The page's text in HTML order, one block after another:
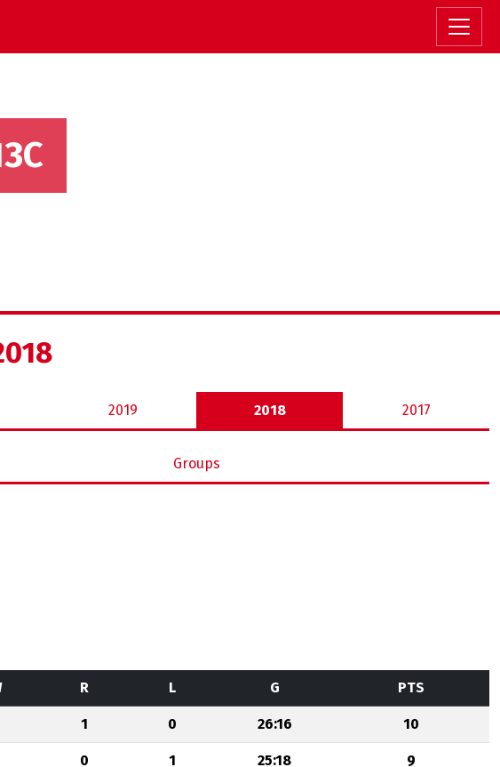
2019 2018 2017
Groups
R L G PTS
1 0 26:16 10
0 1 25:18 9